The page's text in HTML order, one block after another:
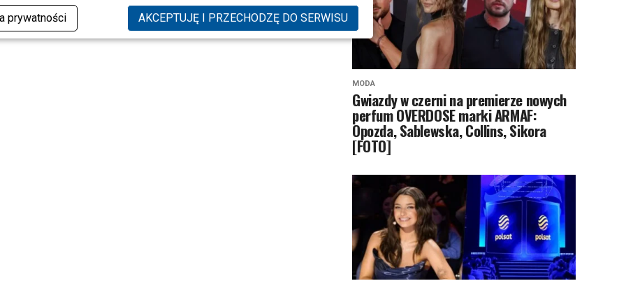
prywatności AKCEPTUJĘ I PRZECHODZĘ DO SERWISU
MODA
Gwiazdy w czerni na premierze nowych
perfum OVERDOSE marki ARMAF:
Opozda, Sablewska, Collins, Sikora
[FOTO]